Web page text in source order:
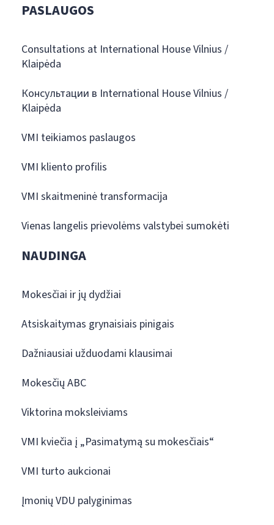
PASLAUGOS
Consultations at International House Vilnius /
Klaipėda
Консультации в International House Vilnius /
Klaipėda
VMI teikiamos paslaugos
VMI kliento profilis
VMI skaitmeninė transformacija
Vienas langelis prievolėms valstybei sumokėti
NAUDINGA
Mokesčiai ir jų dydžiai
Atsiskaitymas grynaisiais pinigais
Dažniausiai užduodami klausimai
Mokesčių ABC
Viktorina moksleiviams
VMI kviečia į „Pasimatymą su mokesčiais“
VMI turto aukcionai
Įmonių VDU palyginimas